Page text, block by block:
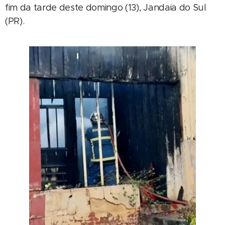
fim da tarde deste domingo (13), Jandaia do Sul
(PR).